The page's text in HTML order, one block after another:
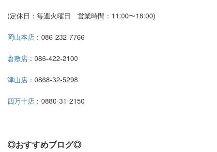
(定休日：毎週火曜日 営業時間：11:00〜18:00)
岡山本店 ：086-232-7766
倉敷店 ：086-422-2100
津山店 ：0868-32-5298
四万十店 ：0880-31-2150
◎おすすめブログ◎